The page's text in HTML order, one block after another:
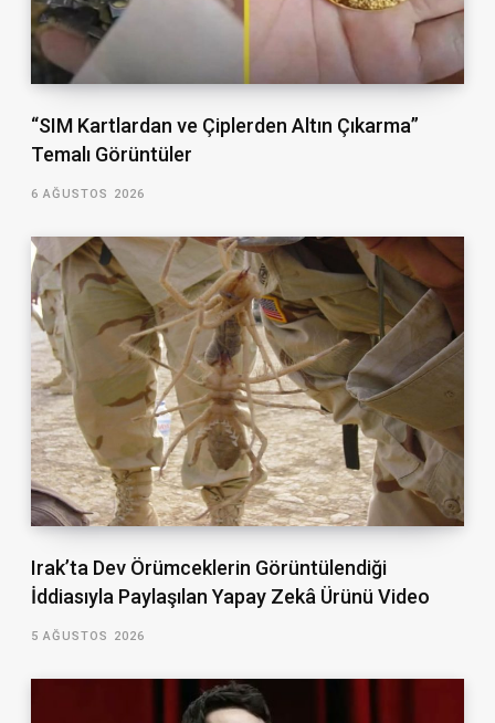
“SIM Kartlardan ve Çiplerden Altın Çıkarma”
Temalı Görüntüler
6 AĞUSTOS 2026
Irak’ta Dev Örümceklerin Görüntülendiği
İddiasıyla Paylaşılan Yapay Zekâ Ürünü Video
5 AĞUSTOS 2026